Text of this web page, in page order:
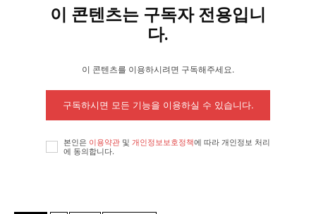
이 콘텐츠는 구독자 전용입니
다.
이 콘텐츠를 이용하시려면 구독해주세요.
구독하시면 모든 기능을 이용하실 수 있습니다.
본인은 이용약관 및 개인정보보호정책에 따라 개인정보 처리
에 동의합니다.